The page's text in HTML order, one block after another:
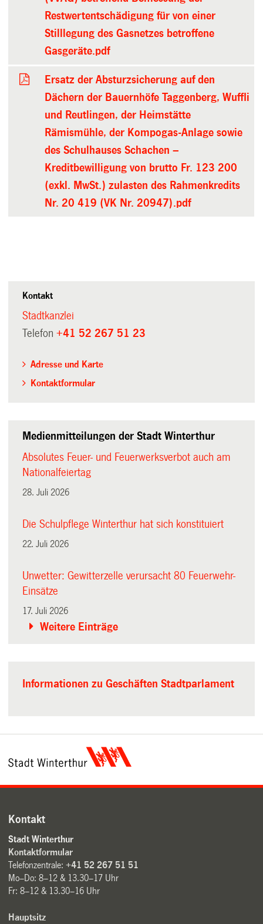
Restwertentschädigung für von einer
Stilllegung des Gasnetzes betroffene
Gasgeräte.pdf
Ersatz der Absturzsicherung auf den
Dächern der Bauernhöfe Taggenberg, Wuffli
und Reutlingen, der Heimstätte
Rämismühle, der Kompogas-Anlage sowie
des Schulhauses Schachen –
Kreditbewilligung von brutto Fr. 123 200
(exkl. MwSt.) zulasten des Rahmenkredits
Nr. 20 419 (VK Nr. 20947).pdf
Kontakt
Stadtkanzlei
Telefon+41 52 267 51 23
Adresse und Karte
Kontaktformular
Medienmitteilungen der Stadt Winterthur
Absolutes Feuer- und Feuerwerksverbot auch am
Nationalfeiertag
28. Juli 2026
Die Schulpflege Winterthur hat sich konstituiert
22. Juli 2026
Unwetter: Gewitterzelle verursacht 80 Feuerwehr-
Einsätze
17. Juli 2026
Weitere Einträge
Informationen zu Geschäften Stadtparlament
Kontakt
Stadt Winterthur
Kontaktformular
Telefonzentrale:+41 52 267 51 51
Mo–Do: 8–12 & 13.30–17 Uhr
Fr: 8–12 & 13.30–16 Uhr
Hauptsitz